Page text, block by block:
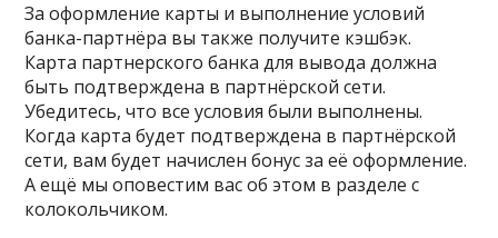
За оформление карты и выполнение условий
банка-партнёра вы также получите кэшбэк.
Карта партнерского банка для вывода должна
быть подтверждена в партнёрской сети.
Убедитесь, что все условия были выполнены.
Когда карта будет подтверждена в партнёрской
сети, вам будет начислен бонус за её оформление.
А ещё мы оповестим вас об этом в разделе с
колокольчиком.